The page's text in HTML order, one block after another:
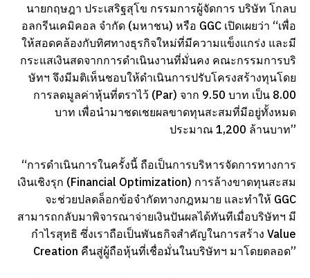
นายกฤษฎา ประเสริฐสุโข กรรมการผู้จัดการ บริษัท โกลบ
อลกรีนเคมิคอล จำกัด (มหาชน) หรือ GGC เปิดเผยว่า “เพื่อ
ให้สอดคล้องกับทิศทางธุรกิจใหม่ที่มีความแข็งแกร่ง และมี
กระแสเงินสดจากการดำเนินงานที่มั่นคง คณะกรรมการบริ
ษัทฯ จึงมีมติเห็นชอบให้ดำเนินการปรับโครงสร้างทุนโดย
การลดมูลค่าหุ้นที่ตราไว้ (Par) จาก 9.50 บาท เป็น 8.00
บาท เพื่อนำมาชดเชยผลขาดทุนสะสมที่มีอยู่ทั้งหมด
ประมาณ 1,200 ล้านบาท”
“การดำเนินการในครั้งนี้ ถือเป็นการบริหารจัดการทางการ
เงินเชิงรุก (Financial Optimization) การล้างขาดทุนสะสม
จะช่วยปลดล็อกข้อจำกัดทางกฎหมาย และทำให้ GGC
สามารถกลับมาพิจารณาจ่ายเงินปันผลได้ทันทีเมื่อบริษัทฯ มี
กำไรสุทธิ ซึ่งเราถือเป็นพันธกิจสำคัญในการสร้าง Value
Creation คืนสู่ผู้ถือหุ้นที่เชื่อมั่นในบริษัทฯ มาโดยตลอด”